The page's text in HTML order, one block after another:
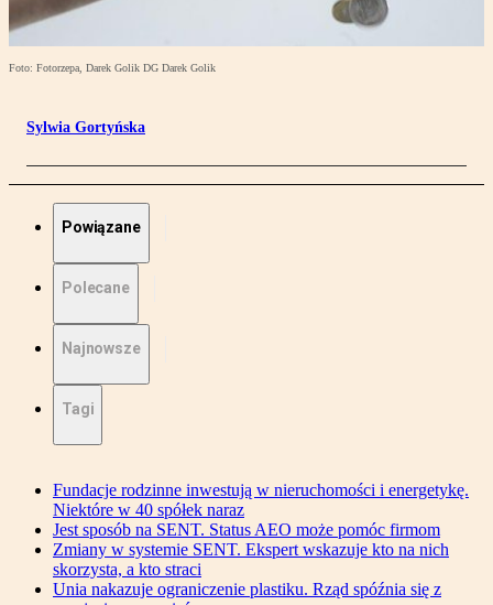
Foto: Fotorzepa, Darek Golik DG Darek Golik
Sylwia Gortyńska
Powiązane
Polecane
Najnowsze
Tagi
Fundacje rodzinne inwestują w nieruchomości i energetykę.
Niektóre w 40 spółek naraz
Jest sposób na SENT. Status AEO może pomóc firmom
Zmiany w systemie SENT. Ekspert wskazuje kto na nich
skorzysta, a kto straci
Unia nakazuje ograniczenie plastiku. Rząd spóźnia się z